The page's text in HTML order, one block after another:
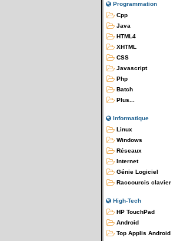
Programmation
Cpp
Java
HTML4
XHTML
CSS
Javascript
Php
Batch
Plus...
Informatique
Linux
Windows
Réseaux
Internet
Génie Logiciel
Raccourcis clavier
High-Tech
HP TouchPad
Android
Top Applis Android